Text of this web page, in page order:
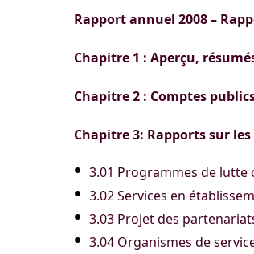
Rapport annuel 2008 –
Chapitre 1 : Aperçu,
Chapitre 2 : Comptes
Chapitre 3: Rapports sur
3.01 Programmes de lutte
3.02 Services en
3.03 Projet des
3.04 Organismes de